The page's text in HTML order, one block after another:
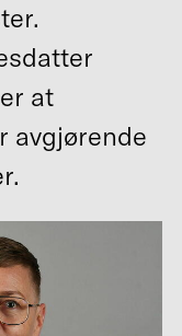
at
avgjørende